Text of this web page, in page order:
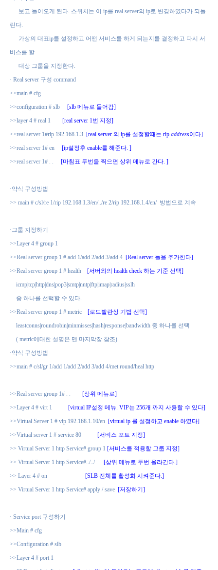
보고 들어오게 된다. 스위치는 이 ip를 real server의 ip로 변경하였다가 되돌
린다.
가상의 대표ip를 설정하고 어떤 서비스를 하게 되는지를 결정하고 다시 서
비스를 할
대상 그룹을 지정한다.
· Real server 구성 command
>>main # cfg
>>configuration # slb
[slb 메뉴로 들어감]
>>layer 4 # real 1
[real server 1번 지정]
>>real server 1#rip 192.168.1.3 [real server 의 ip를 설정할때는 rip address이다]
>>real server 1# en
[ip설정후 enable를 해준다. ]
>>real server 1# . .
[마침표 두번을 찍으면 상위 메뉴로 간다. ]
·약식 구성방법
>> main # c/sl/re 1/rip 192.168.1.3/en/../re 2/rip 192.168.1.4/en/ 방법으로 계속
·그룹 지정하기
>>Layer 4 # group 1
>>Real server group 1 # add 1/add 2/add 3/add 4 [Real server 들을 추가한다]
>>Real server group 1 # health
[서버와의 health check 하는 기준 선택]
icmp|tcp|http|dns|pop3|smtp|nntp|ftp|imap|radius|sslh
중 하나를 선택할 수 있다.
>>Real server group 1 # metric
[로드발란싱 기법 선택]
leastconns|roundrobin|minmisses|hash|response|bandwidth 중 하나를 선택
( metric에대한 설명은 맨 마지막장 참조)
·약식 구성방법
>>main # c/sl/gr 1/add 1/add 2/add 3/add 4/met round/heal http
>>Real server group 1# . . [상위 메뉴로]
>>Layer 4 # virt 1
[virtual IP설정 메뉴. VIP는 256개 까지 사용할 수 있다]
>>Virtual Server 1 # vip 192.168.1.10/en [virtual ip 를 설정하고 enable 하였다]
>>Virtual server 1 # service 80
[서비스 포트 지정]
>> Virtual Server 1 http Service# group 1 [서비스를 적용할 그룹 지정]
>> Virtual Server 1 http Service#../../
[상위 메뉴로 두번 올라간다.]
>> Layer 4 # on
[SLB 전체를 활성화 시켜준다.]
>> Virtual Server 1 http Service# apply / save [저장하기 ]
· Service port 구성하기
>>Main # cfg
>>Configuration # slb
>>Layer 4 # port 1